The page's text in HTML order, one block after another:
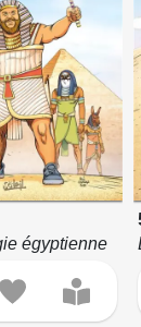
égyptienne